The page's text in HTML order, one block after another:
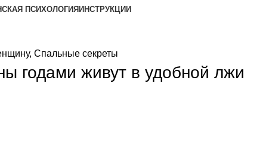
ПСИХОЛОГИЯ ИНСТРУКЦИИ
, Спальные секреты
годами живут в удобной лжи